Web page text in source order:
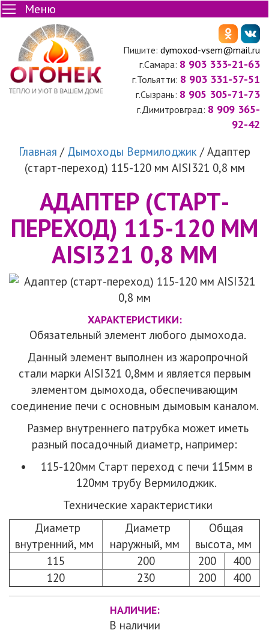
Меню
Пишите: dymoxod-vsem@mail.ru
г.Самара: 8 903 333-21-63
г.Тольятти: 8 903 331-57-51
г.Сызрань: 8 905 305-71-73
г.Димитровград: 8 909 365-
92-42
Главная / Дымоходы Вермилоджик / Адаптер
(старт-переход) 115-120 мм AISI321 0,8 мм
АДАПТЕР (СТАРТ-
ПЕРЕХОД) 115-120 ММ
AISI321 0,8 ММ
ХАРАКТЕРИСТИКИ:
Обязательный элемент любого дымохода.
Данный элемент выполнен из жаропрочной
стали марки AISI321 0,8мм и является первым
элементом дымохода, обеспечивающим
соединение печи с основным дымовым каналом.
Размер внутреннего патрубка может иметь
разный посадочный диаметр, например:
115-120мм Старт переход с печи 115мм в
120мм трубу Вермилоджик.
Технические характеристики
Диаметр
внутренний, мм
Диаметр
наружный, мм
Общая
высота, мм
115
200 200
400
120
230 200 400
НАЛИЧИЕ:
В наличии